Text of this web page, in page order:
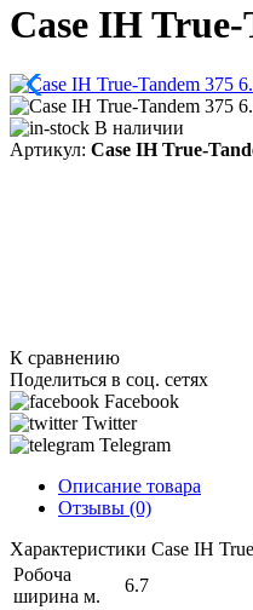
Case IH True-
В наличии
Артикул: Case IH True-
К сравнению
Поделиться в соц. сетях
Facebook
Twitter
Telegram
Описание товара
Отзывы (0)
Характеристики Case IH
Робоча
ширина м.
6.7